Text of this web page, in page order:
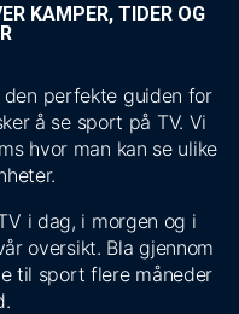
KAMPER, TIDER OG
perfekte guiden for
å se sport på TV. Vi
hvor man kan se ulike
i dag, i morgen og i
oversikt. Bla gjennom
til sport flere måneder